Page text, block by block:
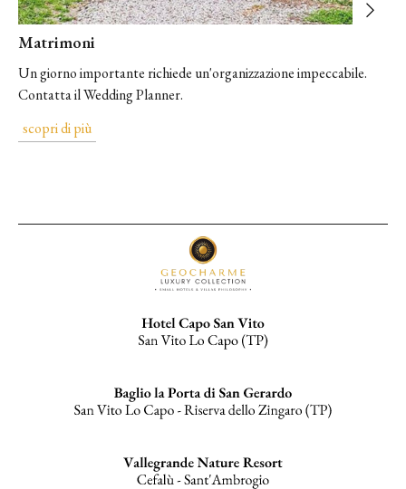
Matrimoni
Un giorno importante richiede un'organizzazione impeccabile.
Contatta il Wedding Planner.
scopri di più